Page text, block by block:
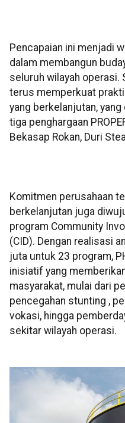
Pencapaian ini menjadi
dalam membangun
seluruh wilayah operasi.
terus memperkuat
yang berkelanjutan,
tiga penghargaan
Bekasap Rokan, Duri
Komitmen perusahaan
berkelanjutan juga
program Community
(CID). Dengan realisasi
juta untuk 23 program,
inisiatif yang
masyarakat, mulai dari
pencegahan stunting ,
vokasi, hingga
sekitar wilayah operasi.